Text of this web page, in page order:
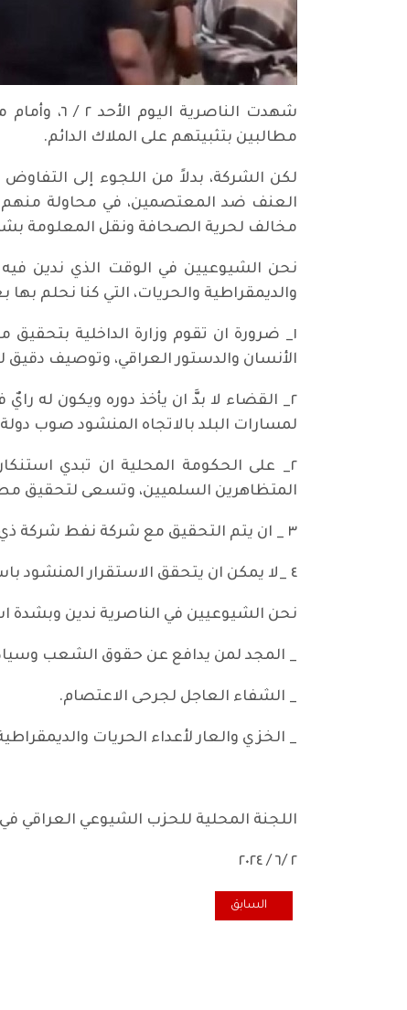
شهدت
مطالبين بتثبيتهم على الملاك الدائم.
لكن الشركة، بدلاً من اللجوء إلى
العنف ضد المعتصمين، في محاولة منهم
مخالف لحرية الصحافة ونقل المعلومة
نحن الشيوعيين في الوقت الذي ندين
والديمقراطية والحريات، التي كنا نحلم بها بعد ٢٠٠٣،
١_ ضرورة ان تقوم وزارة الداخلية
الأنسان والدستور العراقي، وتوصيف
٢_ القضاء لا بدَّ ان يأخذ دوره ويكون له
لمسارات البلد بالاتجاه المنشود صوب
٢_ على الحكومة المحلية ان تبدي
المتظاهرين السلميين، وتسعى لتحقيق
٣ _ ان يتم التحقيق مع شركة نفط شركة ذي قار والطريقة التي زجت فيها حماياتها الأمنية في ممارسة العنف.
٤ _لا يمكن ان يتحقق الاستقرار المنشود باستخدام العنف، وعدم الاستجابة لحاجات المواطنين واحترام ارادتهم وحرية التعبير عن رأيهم.
نحن الشيوعيين في الناصرية ندين
_ المجد لمن يدافع عن حقوق الشعب
_ الشفاء العاجل لجرحى الاعتصام.
_ الخزي والعار لأعداء الحريات
اللجنة المحلية للحزب الشيوعي العراقي
٢ /٦ / ٢٠٢٤
المقال السابق: المكتب السياسي للحزب الشيوعي
السابق